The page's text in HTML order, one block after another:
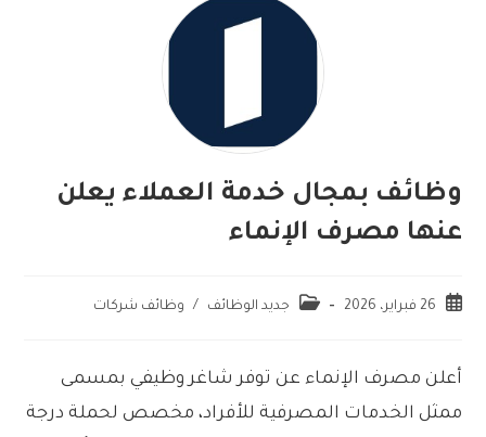
وظائف بمجال خدمة العملاء يعلن
عنها مصرف الإنماء
26 فبراير، 2026 جديد الوظائف / وظائف شركات
أعلن مصرف الإنماء عن توفر شاغر وظيفي بمسمى
ممثل الخدمات المصرفية للأفراد، مخصص لحملة درجة